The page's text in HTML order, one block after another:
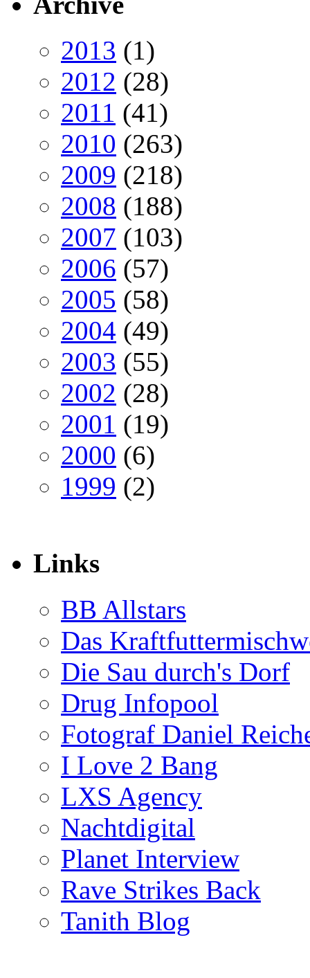
2013 (1)
2012 (28)
2011 (41)
2010 (263)
2009 (218)
2008 (188)
2007 (103)
2006 (57)
2005 (58)
2004 (49)
2003 (55)
2002 (28)
2001 (19)
2000 (6)
1999 (2)
Links
BB Allstars
Das
Die Sau durch's Dorf
Drug Infopool
Fotograf Daniel
I Love 2 Bang
LXS Agency
Nachtdigital
Planet Interview
Rave Strikes Back
Tanith Blog